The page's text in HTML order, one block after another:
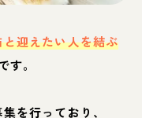
迎えたい人を結ぶ
す。
を行っており、